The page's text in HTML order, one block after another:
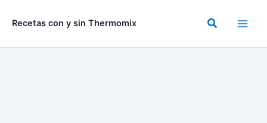
Recetas con y sin Thermomix Buscar